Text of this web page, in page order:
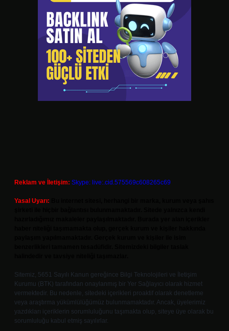
Reklam ve İletişim: Skype: live:.cid.575569c608265c69
Yasal Uyarı:
Sitemiz, 5651 Sayılı Kanun gereğince Bilgi Teknolojileri ve İletişim
Kurumu (BTK) tarafından onaylanmış bir Yer Sağlayıcı olarak hizmet
vermektedir. Bu nedenle, sitedeki içerikleri proaktif olarak denetleme
veya araştırma yükümlülüğümüz bulunmamaktadır. Ancak, üyelerimiz
yazdıkları içeriklerin sorumluluğunu taşımakta olup, siteye üye olarak bu
sorumluluğu kabul etmiş sayılırlar.